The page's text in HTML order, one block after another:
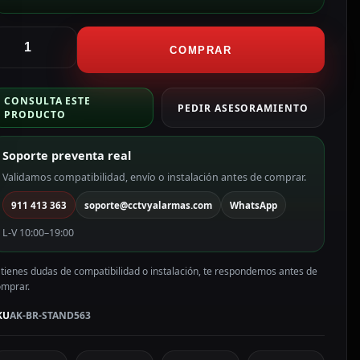
COMPRAR
CONSULTA ESTE
PRODUCTO
PEDIR ASESORAMIENTO
Soporte preventa real
Validamos compatibilidad, envío o instalación antes de comprar.
911 413 363 soporte@cctvyalarmas.com WhatsApp
L-V 10:00–19:00
dudas de compatibilidad o instalación, te respondemos antes de
AK-BR-STAND563